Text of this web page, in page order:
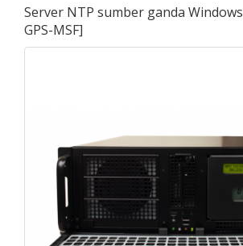
Server NTP sumber ganda Windows
GPS-MSF]